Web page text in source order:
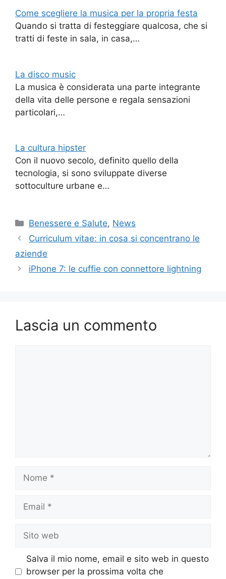
Come scegliere la musica per la propria festa
Quando si tratta di festeggiare qualcosa, che si
tratti di feste in sala, in casa,…
La disco music
La musica è considerata una parte integrante
della vita delle persone e regala sensazioni
particolari,…
La cultura hipster
Con il nuovo secolo, definito quello della
tecnologia, si sono sviluppate diverse
sottoculture urbane e…
Categorie
Benessere e Salute, News
Curriculum vitae: in cosa si concentrano le
aziende
iPhone 7: le cuffie con connettore lightning
Lascia un commento
web
Salva il mio nome, email e sito web in questo
browser per la prossima volta che